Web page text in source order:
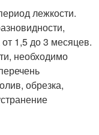
лежкости.
1,5 до 3 месяцев.
необходимо
обрезка,